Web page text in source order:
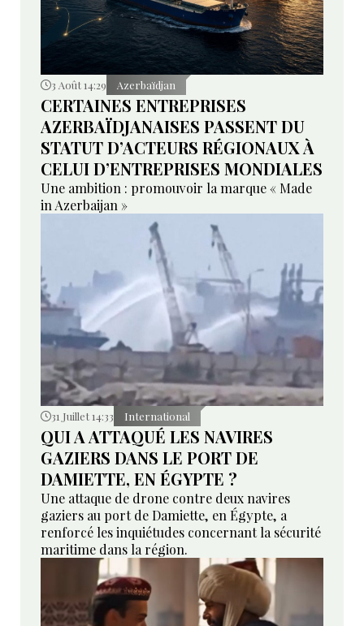
3 Août 14:29 Azerbaïdjan
CERTAINES ENTREPRISES
AZERBAÏDJANAISES PASSENT DU
STATUT D’ACTEURS RÉGIONAUX À
CELUI D’ENTREPRISES MONDIALES
Une ambition : promouvoir la marque « Made
in Azerbaijan »
31 Juillet 14:33 International
QUI A ATTAQUÉ LES NAVIRES
GAZIERS DANS LE PORT DE
DAMIETTE, EN ÉGYPTE ?
Une attaque de drone contre deux navires
gaziers au port de Damiette, en Égypte, a
renforcé les inquiétudes concernant la sécurité
maritime dans la région.